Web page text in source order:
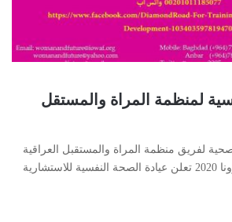
لمنظمة المراة والمستقل
لفريق منظمة المراة والمستقبل العراقية